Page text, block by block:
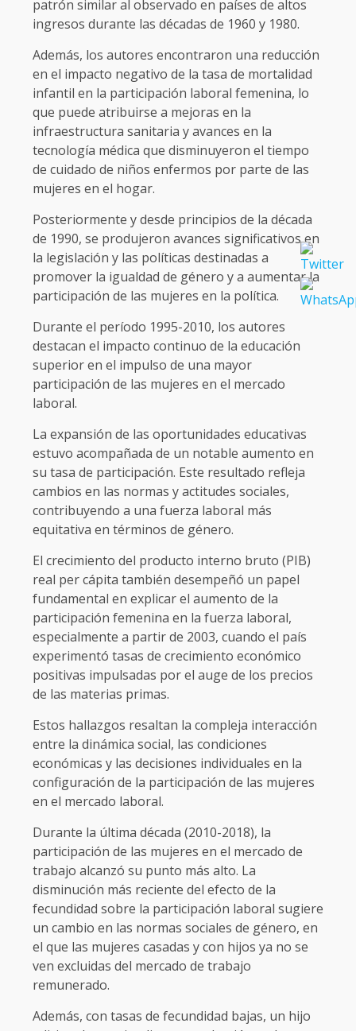
patrón similar al observado en países de altos
ingresos durante las décadas de 1960 y 1980.
Además, los autores encontraron una reducción
en el impacto negativo de la tasa de mortalidad
infantil en la participación laboral femenina, lo
que puede atribuirse a mejoras en la
infraestructura sanitaria y avances en la
tecnología médica que disminuyeron el tiempo
de cuidado de niños enfermos por parte de las
mujeres en el hogar.
Posteriormente y desde principios de la década
de 1990, se produjeron avances significativos en
la legislación y las políticas destinadas a
promover la igualdad de género y a aumentar la
participación de las mujeres en la política.
Durante el período 1995-2010, los autores
destacan el impacto continuo de la educación
superior en el impulso de una mayor
participación de las mujeres en el mercado
laboral.
La expansión de las oportunidades educativas
estuvo acompañada de un notable aumento en
su tasa de participación. Este resultado refleja
cambios en las normas y actitudes sociales,
contribuyendo a una fuerza laboral más
equitativa en términos de género.
El crecimiento del producto interno bruto (PIB)
real per cápita también desempeñó un papel
fundamental en explicar el aumento de la
participación femenina en la fuerza laboral,
especialmente a partir de 2003, cuando el país
experimentó tasas de crecimiento económico
positivas impulsadas por el auge de los precios
de las materias primas.
Estos hallazgos resaltan la compleja interacción
entre la dinámica social, las condiciones
económicas y las decisiones individuales en la
configuración de la participación de las mujeres
en el mercado laboral.
Durante la última década (2010-2018), la
participación de las mujeres en el mercado de
trabajo alcanzó su punto más alto. La
disminución más reciente del efecto de la
fecundidad sobre la participación laboral sugiere
un cambio en las normas sociales de género, en
el que las mujeres casadas y con hijos ya no se
ven excluidas del mercado de trabajo
remunerado.
Además, con tasas de fecundidad bajas, un hijo